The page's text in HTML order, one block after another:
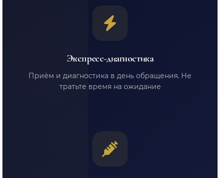
Экспресс-диагностика
Приём и диагностика в день обращения. Не
тратьте время на ожидание